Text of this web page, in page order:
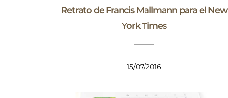
Retrato de Francis Mallmann para el New
York Times
15/07/2016